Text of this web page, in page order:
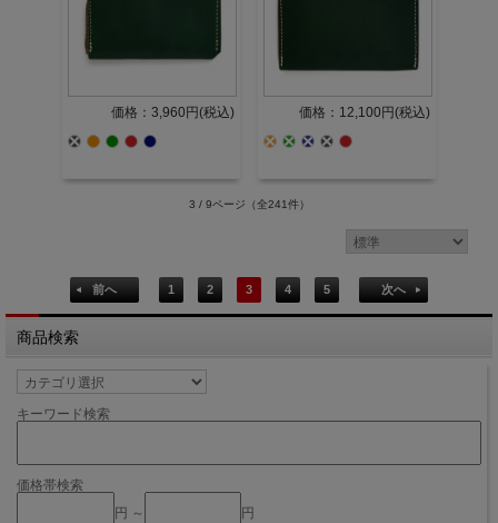
価格：3,960円(税込) 価格：12,100円(税込)
3 / 9ページ （全241件）
前へ 1 2 3 4 5 次へ
商品検索
キーワード検索
価格帯検索
円 ～
円